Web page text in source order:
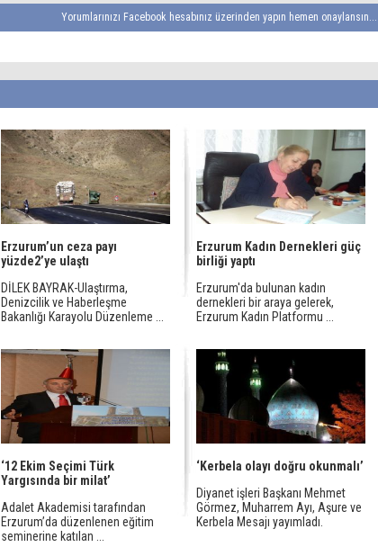
Yorumlarınızı Facebook hesabınız üzerinden yapın hemen onaylansın...
Erzurum’un ceza payı
yüzde2’ye ulaştı
DİLEK BAYRAK-Ulaştırma,
Denizcilik ve Haberleşme
Bakanlığı Karayolu Düzenleme ...
Erzurum Kadın Dernekleri güç
birliği yaptı
Erzurum'da bulunan kadın
dernekleri bir araya gelerek,
Erzurum Kadın Platformu ...
‘12 Ekim Seçimi Türk
Yargısında bir milat’
Adalet Akademisi tarafından
Erzurum’da düzenlenen eğitim
seminerine katılan ...
‘Kerbela olayı doğru okunmalı’
Diyanet işleri Başkanı Mehmet
Görmez, Muharrem Ayı, Aşure ve
Kerbela Mesajı yayımladı.